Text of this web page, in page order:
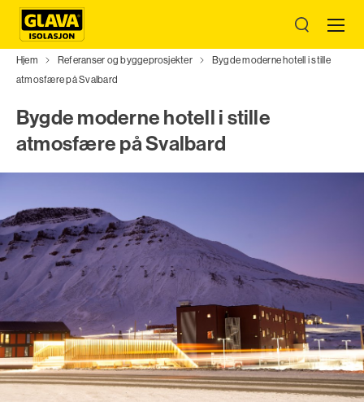
Hjem Referanser og byggeprosjekter
Bygde moderne hotell i stille
atmosfære på Svalbard
Bygde moderne hotell i stille
atmosfære på Svalbard